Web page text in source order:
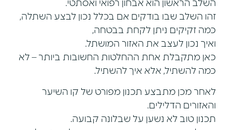
השלב הראשון הוא אבחון רפואי ואסתטי.
זהו השלב שבו בודקים אם בכלל נכון לבצע השתלה,
כמה זקיקים ניתן לקחת בבטחה,
ואיך נכון לעצב את האזור המושתל.
כאן מתקבלת אחת ההחלטות החשובות ביותר – לא
כמה להשתיל, אלא איך להשתיל.
לאחר מכן מתבצע תכנון מפורט של קו השיער
והאזורים הדלילים.
תכנון טוב לא נשען על שבלונה קבועה.